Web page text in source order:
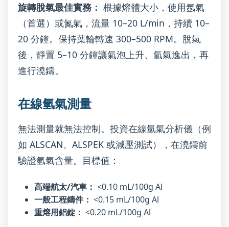
旋轉脫氣最佳實務： 根據熔體大小，使用氬氣
（首選）或氮氣，流量 10–20 L/min，持續 10–
20 分鐘。保持葉輪轉速 300–500 RPM。脫氣
後，靜置 5–10 分鐘讓氣泡上升、氫氣逸出，再
進行澆鑄。
在線氫氣測量
無法測量就無法控制。投資在線氫氣分析儀（例
如 ALSCAN、ALSPEK 或減壓測試），在澆鑄前
驗證氫氣含量。目標值：
高端航太/汽車： <0.10 mL/100g Al
一般工程鑄件： <0.15 mL/100g Al
重熔用鋁錠： <0.20 mL/100g Al